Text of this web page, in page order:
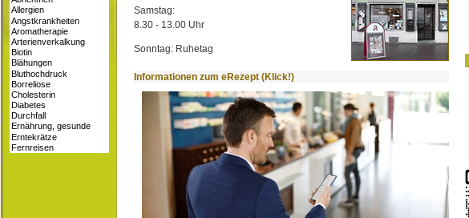
Samstag:
8.30 - 13.00 Uhr
Sonntag: Ruhetag
Informationen zum eRezept (Klick!)